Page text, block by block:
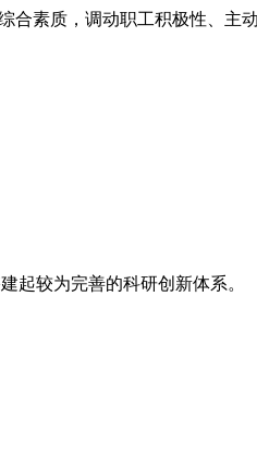
合素质，调动职工积极性、主
起较为完善的科研创新体系。